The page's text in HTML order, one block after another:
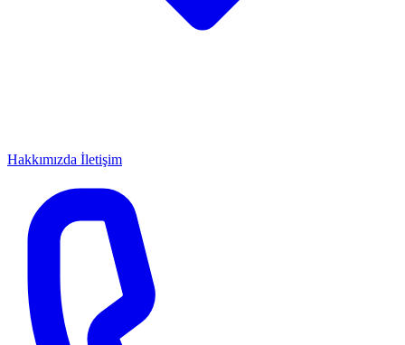
Hakkımızda İletişim